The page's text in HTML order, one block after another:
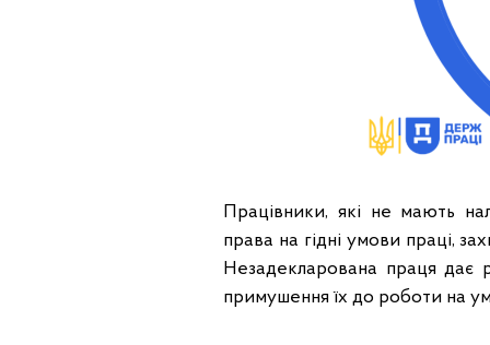
Працівники, які не мають
права на гідні умови праці,
Незадекларована праця дає
примушення їх до роботи на